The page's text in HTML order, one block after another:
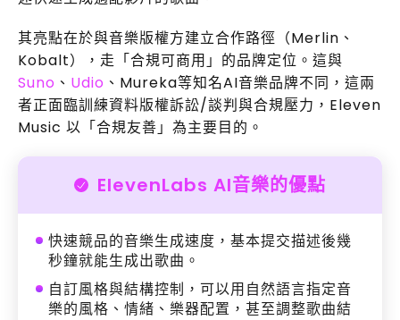
其亮點在於與音樂版權方建立合作路徑（Merlin、
Kobalt），走「合規可商用」的品牌定位。這與
Suno 、 Udio 、Mureka等知名AI音樂品牌不同，這兩
者正面臨訓練資料版權訴訟/談判與合規壓力，Eleven
Music 以「合規友善」為主要目的。
ElevenLabs AI音樂的優點
快速競品的音樂生成速度，基本提交描述後幾
秒鐘就能生成出歌曲。
自訂風格與結構控制，可以用自然語言指定音
樂的風格、情緒、樂器配置，甚至調整歌曲結